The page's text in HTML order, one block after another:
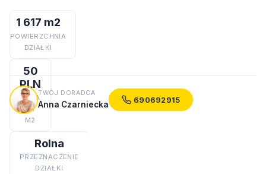
1 617 m2
POWIERZCHNIA
DZIAŁKI
50
PLN
CENA
ZA
M2
Rolna
PRZEZNACZENIE
DZIAŁKI
TWÓJ DORADCA
Anna Czarniecka 690692915